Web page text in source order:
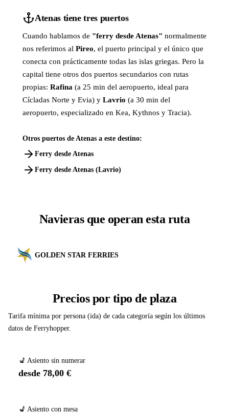
Atenas tiene tres puertos
Cuando hablamos de "ferry desde Atenas" normalmente
nos referimos al Pireo, el puerto principal y el único que
conecta con prácticamente todas las islas griegas. Pero la
capital tiene otros dos puertos secundarios con rutas
propias: Rafina (a 25 min del aeropuerto, ideal para
Cícladas Norte y Evia) y Lavrio (a 30 min del
aeropuerto, especializado en Kea, Kythnos y Tracia).
Otros puertos de Atenas a este destino:
Ferry desde Atenas
Ferry desde Atenas (Lavrio)
Navieras que operan esta ruta
GOLDEN STAR FERRIES
Precios por tipo de plaza
Tarifa mínima por persona (ida) de cada categoría según los últimos
datos de Ferryhopper.
💺 Asiento sin numerar
desde 78,00 €
💺 Asiento con mesa